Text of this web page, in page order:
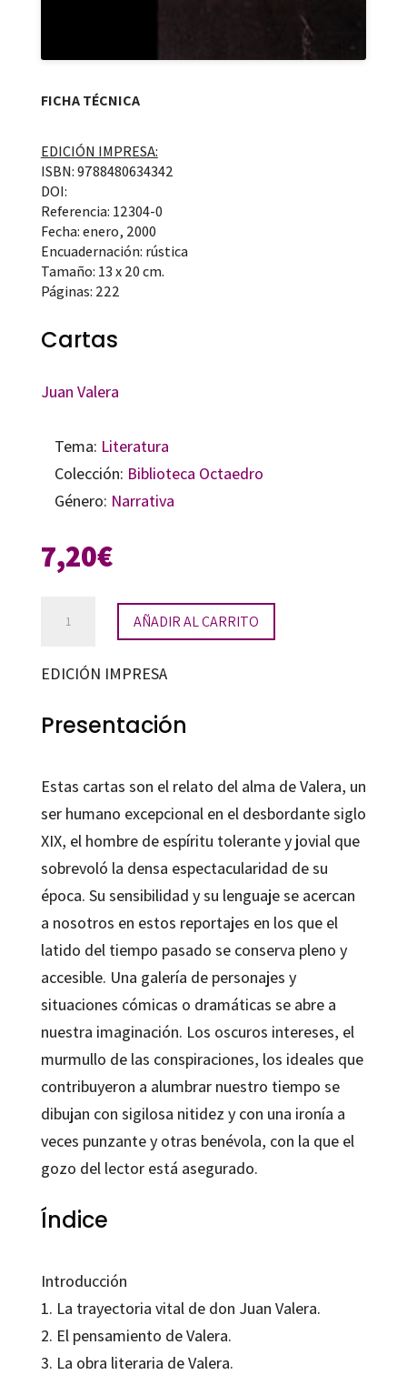
FICHA TÉCNICA
EDICIÓN IMPRESA:
ISBN: 9788480634342
DOI:
Referencia: 12304-0
Fecha: enero, 2000
Encuadernación: rústica
Tamaño: 13 x 20 cm.
Páginas: 222
Cartas
Juan Valera
Tema: Literatura
Colección: Biblioteca Octaedro
Género: Narrativa
7,20€
AÑADIR AL CARRITO
EDICIÓN IMPRESA
Presentación
Estas cartas son el relato del alma de Valera, un
ser humano excepcional en el desbordante siglo
XIX, el hombre de espíritu tolerante y jovial que
sobrevoló la densa espectacularidad de su
época. Su sensibilidad y su lenguaje se acercan
a nosotros en estos reportajes en los que el
latido del tiempo pasado se conserva pleno y
accesible. Una galería de personajes y
situaciones cómicas o dramáticas se abre a
nuestra imaginación. Los oscuros intereses, el
murmullo de las conspiraciones, los ideales que
contribuyeron a alumbrar nuestro tiempo se
dibujan con sigilosa nitidez y con una ironía a
veces punzante y otras benévola, con la que el
gozo del lector está asegurado.
Índice
Introducción
1. La trayectoria vital de don Juan Valera.
2. El pensamiento de Valera.
3. La obra literaria de Valera.